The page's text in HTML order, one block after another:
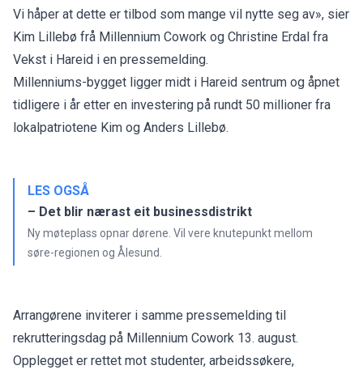
Vi håper at dette er tilbod som mange vil nytte seg av», sier
Kim Lillebø frå Millennium Cowork og Christine Erdal fra
Vekst i Hareid i en pressemelding.
Millenniums-bygget ligger midt i Hareid sentrum og åpnet
tidligere i år etter en investering på rundt 50 millioner fra
lokalpatriotene Kim og Anders Lillebø.
LES OGSÅ
– Det blir nærast eit businessdistrikt
Ny møteplass opnar dørene. Vil vere knutepunkt mellom
søre-regionen og Ålesund.
Arrangørene inviterer i samme pressemelding til
rekrutteringsdag på Millennium Cowork 13. august.
Opplegget er rettet mot studenter, arbeidssøkere,